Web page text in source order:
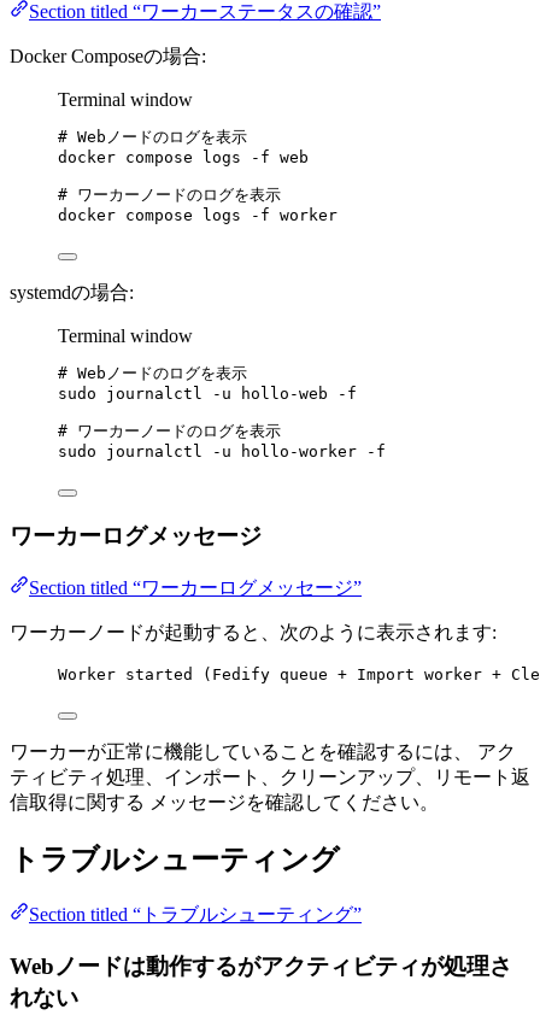
Section titled “ワーカーステータスの確認”
Docker Composeの場合:
Terminal window
# Webノードのログを表示
docker compose logs -f web
# ワーカーノードのログを表示
docker compose logs -f worker
systemdの場合:
Terminal window
# Webノードのログを表示
sudo
journalctl -u hollo-web -f
# ワーカーノードのログを表示
sudo
journalctl -u hollo-worker -f
ワーカーログメッセージ
Section titled “ワーカーログメッセージ”
ワーカーノードが起動すると、次のように表示されます:
Worker started (Fedify queue + Import worker +
ワーカーが正常に機能していることを確認するには、 アク
ティビティ処理、インポート、クリーンアップ、リモート返
信取得に関する メッセージを確認してください。
トラブルシューティング
Section titled “トラブルシューティング”
Webノードは動作するがアクティビティが処理さ
れない